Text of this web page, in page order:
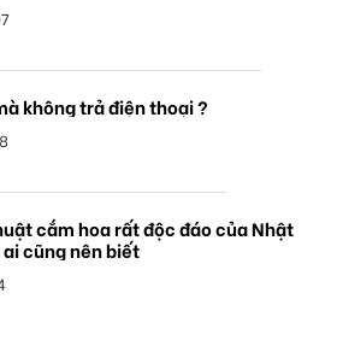
không trả điện thoại ?
cắm hoa rất độc đáo của Nhật
ai cũng nên biết